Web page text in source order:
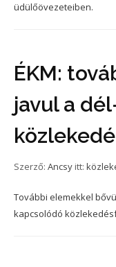
üdülőövezeteiben.
ÉKM:
javul a
Szerző: Ancsy itt:
További elemekkel
kapcsolódó